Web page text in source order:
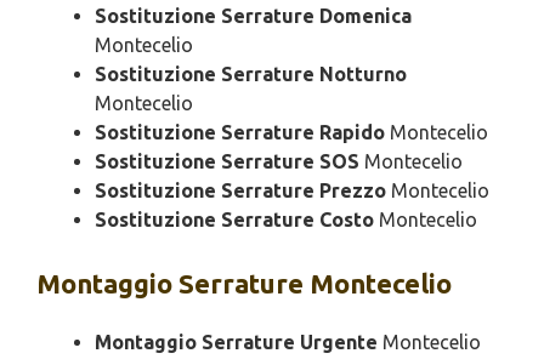
Sostituzione Serrature Domenica
Montecelio
Sostituzione Serrature Notturno
Montecelio
Sostituzione Serrature Rapido Montecelio
Sostituzione Serrature SOS Montecelio
Sostituzione Serrature Prezzo Montecelio
Sostituzione Serrature Costo Montecelio
Montaggio Serrature Montecelio
Montaggio Serrature Urgente Montecelio